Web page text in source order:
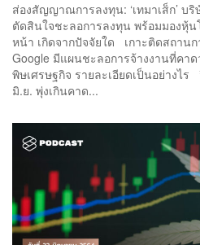
ส่องสัญญาณการลงทุน: ‘เทมาเส็ก’ บ
ตัดสินใจชะลอการลงทุน พร้อมมองหุ้น
หน้า เกิดจากปัจจัยใด เกาะติดสถาน
Google มีแผนชะลอการจ้างงานที่คา
พิษเศรษฐกิจ รายละเอียดเป็นอย่างไร
มิ.ย. พุ่งเกินคาด...